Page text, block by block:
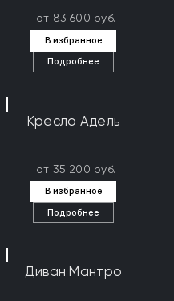
от 83 600 руб.
В избранное
Подробнее
Кресло Адель
от 35 200 руб.
В избранное
Подробнее
Диван Мантро